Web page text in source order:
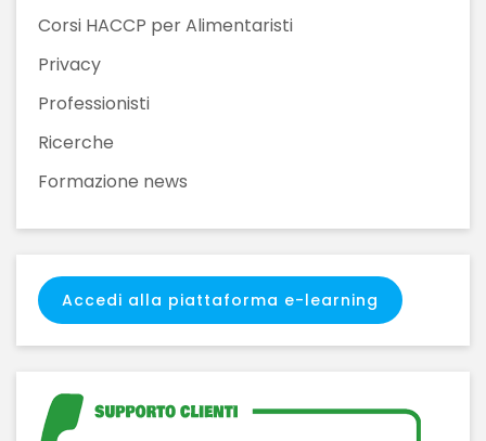
Corsi HACCP per Alimentaristi
Privacy
Professionisti
Ricerche
Formazione news
Accedi alla piattaforma e-learning